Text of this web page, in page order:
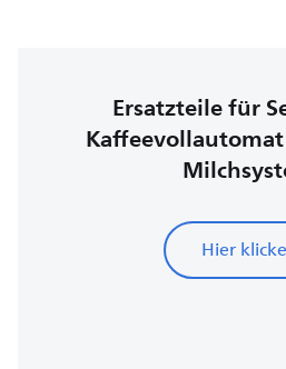
Ersatzteile für
Hier